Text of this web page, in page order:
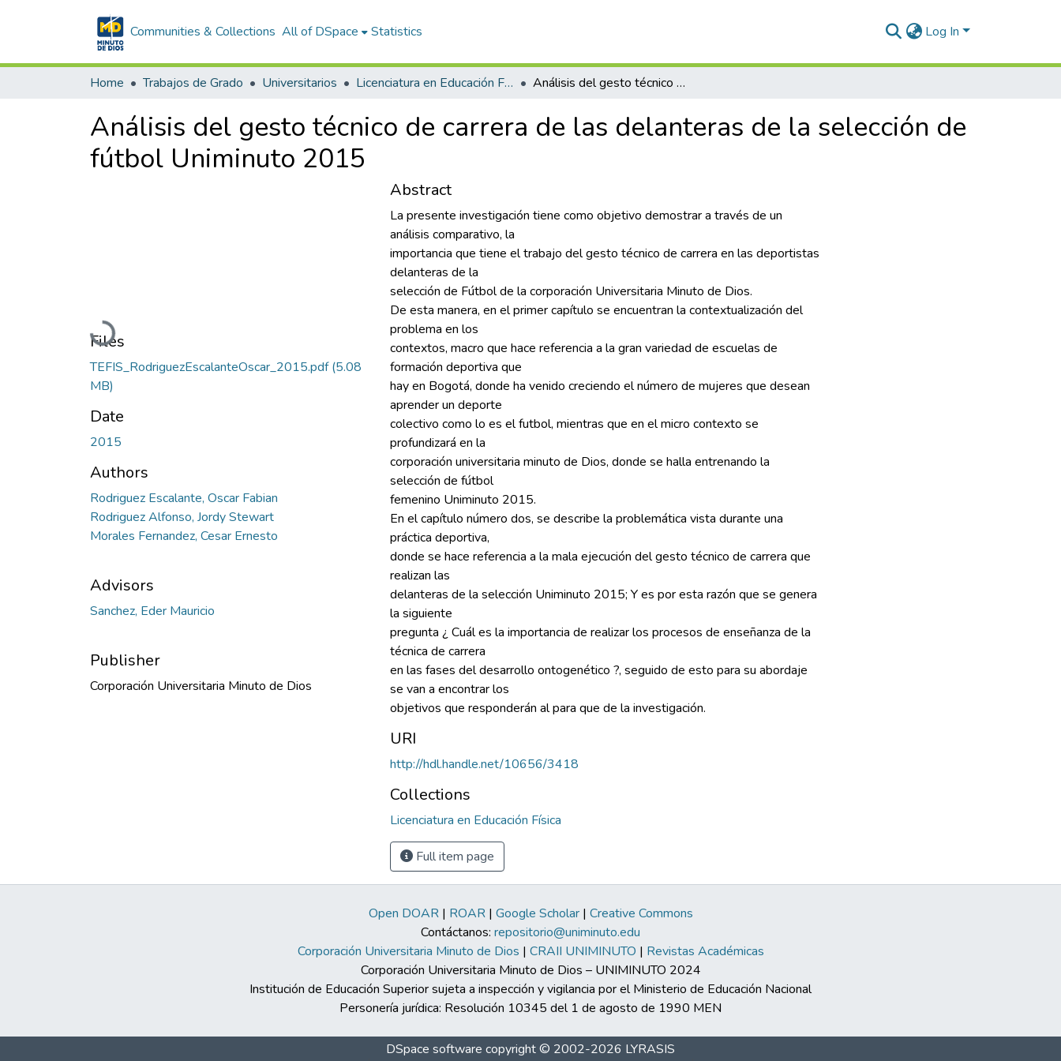
Communities & Collections All of DSpace Statistics Log In
Home Trabajos de Grado Universitarios Licenciatura en Educación Física Análisis del gesto técnico de carrera de las delanteras de la selección de fútbol Uniminuto 2015
Análisis del gesto técnico de carrera de las delanteras de la selección de
fútbol Uniminuto 2015
Loading...
Files
TEFIS_RodriguezEscalanteOscar_2015.pdf(5.08
MB)
Date
2015
Authors
Rodriguez Escalante, Oscar Fabian
Rodriguez Alfonso, Jordy Stewart
Morales Fernandez, Cesar Ernesto
Advisors
Sanchez, Eder Mauricio
Publisher
Corporación Universitaria Minuto de Dios
Abstract
La presente investigación tiene como objetivo demostrar a través de un
análisis comparativo, la
importancia que tiene el trabajo del gesto técnico de carrera en las deportistas
delanteras de la
selección de Fútbol de la corporación Universitaria Minuto de Dios.
De esta manera, en el primer capítulo se encuentran la contextualización del
problema en los
contextos, macro que hace referencia a la gran variedad de escuelas de
formación deportiva que
hay en Bogotá, donde ha venido creciendo el número de mujeres que desean
aprender un deporte
colectivo como lo es el futbol, mientras que en el micro contexto se
profundizará en la
corporación universitaria minuto de Dios, donde se halla entrenando la
selección de fútbol
femenino Uniminuto 2015.
En el capítulo número dos, se describe la problemática vista durante una
práctica deportiva,
donde se hace referencia a la mala ejecución del gesto técnico de carrera que
realizan las
delanteras de la selección Uniminuto 2015; Y es por esta razón que se genera
la siguiente
pregunta ¿ Cuál es la importancia de realizar los procesos de enseñanza de la
técnica de carrera
en las fases del desarrollo ontogenético ?, seguido de esto para su abordaje
se van a encontrar los
objetivos que responderán al para que de la investigación.
URI
http://hdl.handle.net/10656/3418
Collections
Licenciatura en Educación Física
Full item page
Open DOAR| ROAR| Google Scholar| Creative Commons
Contáctanos: repositorio@uniminuto.edu
Corporación Universitaria Minuto de Dios | CRAII UNIMINUTO | Revistas Académicas
Corporación Universitaria Minuto de Dios – UNIMINUTO 2024
Institución de Educación Superior sujeta a inspección y vigilancia por el Ministerio de Educación Nacional
Personería jurídica: Resolución 10345 del 1 de agosto de 1990 MEN
DSpace software copyright © 2002-2026 LYRASIS